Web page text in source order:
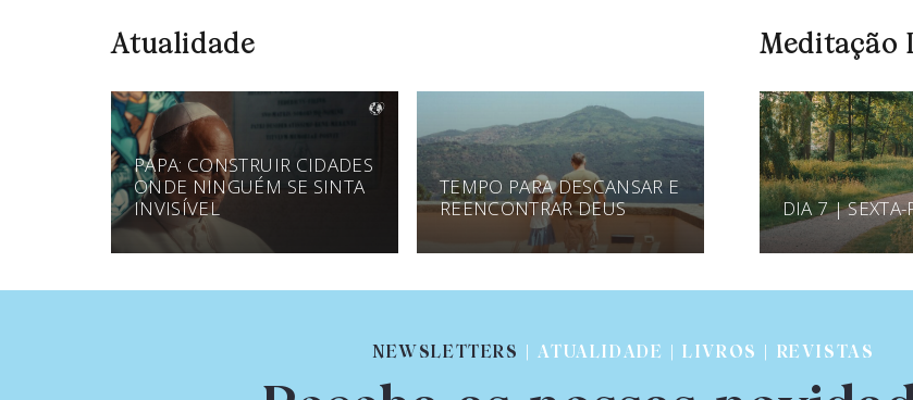
Atualidade
PAPA: CONSTRUIR CIDADES
ONDE NINGUÉM SE SINTA
INVISÍVEL
TEMPO PARA DESCANSAR E
REENCONTRAR DEUS
Meditação
DIA 7 | SEXTA-
NEWSLETTERS | ATUALIDADE | LIVROS | REVISTAS